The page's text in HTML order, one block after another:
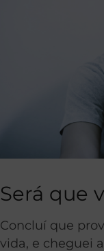
Será que
Concluí que
vida, e cheguei